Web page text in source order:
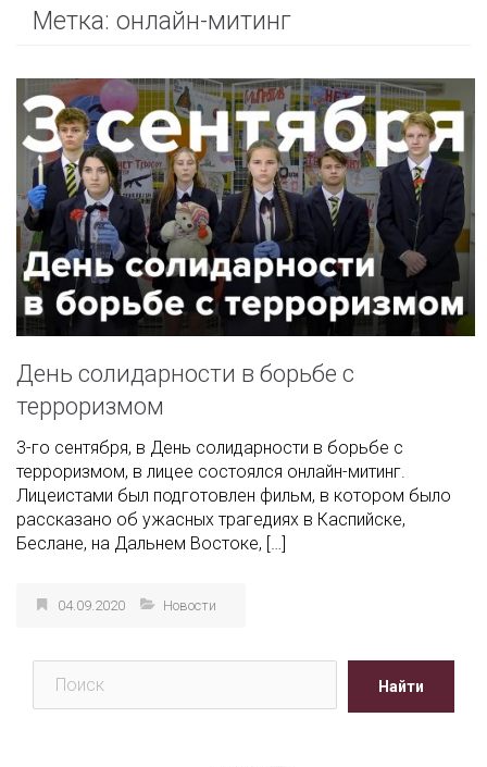
Метка: онлайн-митинг
День солидарности в борьбе с
терроризмом
3-го сентября, в День солидарности в борьбе с
терроризмом, в лицее состоялся онлайн-митинг.
Лицеистами был подготовлен фильм, в котором было
рассказано об ужасных трагедиях в Каспийске,
Беслане, на Дальнем Востоке, […]
04.09.2020 Новости
Найти